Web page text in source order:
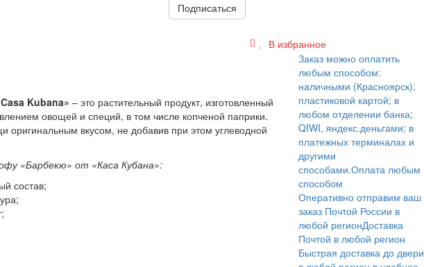
Подписаться
В избранное
Kubana» – это растительный продукт, изготовленный
овощей и специй, в том числе копченой паприки.
вкусом, не добавив при этом углеводной
«Барбекю» от «Каса Кубана»:
состав;
Заказ можно оплатить
любым способом:
наличными (Красноярск);
пластиковой картой; в
любом отделении банка;
QIWI, яндекс.деньгами; в
платежных терминалах и
другими
способами.Оплата любым
способом
Оперативно отправим ваш
заказ Почтой России в
любой регионДоставка
Почтой в любой регион
Быстрая доставка до двери